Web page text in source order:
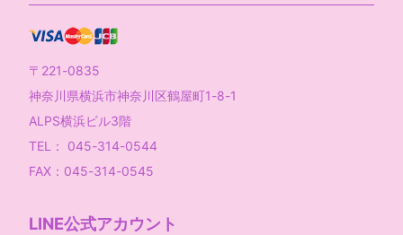
〒221-0835
神奈川県横浜市神奈川区鶴屋町1-8-1
ALPS横浜ビル3階
TEL： 045-314-0544
FAX：045-314-0545
LINE公式アカウント